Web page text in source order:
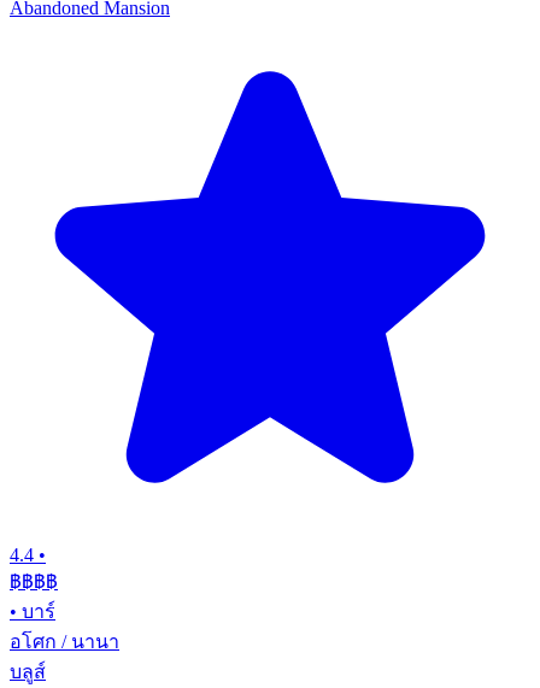
Abandoned Mansion
4.4 •
฿฿฿฿
• บาร์
อโศก / นานา
บลูส์